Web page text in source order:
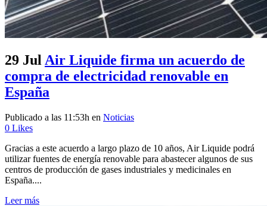
29 Jul Air Liquide firma un acuerdo de
compra de electricidad renovable en
España
Publicado a las 11:53h en Noticias
0 Likes
Gracias a este acuerdo a largo plazo de 10 años, Air Liquide podrá
utilizar fuentes de energía renovable para abastecer algunos de sus
centros de producción de gases industriales y medicinales en
España....
Leer más